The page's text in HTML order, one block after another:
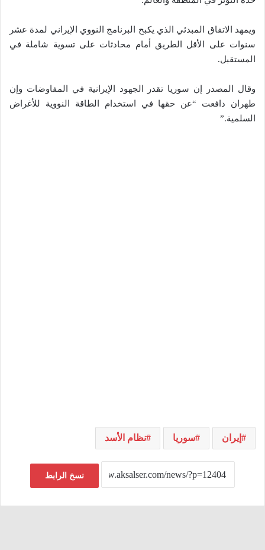
ويمهد الاتفاق المبدئي الذي يكبح البرنامج النووي الإيراني لمدة عشر
سنوات على الأقل الطريق أمام محادثات على تسوية شاملة في
المستقبل.
وقال المصدر إن سوريا تقدر الجهود الإيرانية في المفاوضات وإن
طهران دافعت “عن حقها في استخدام الطاقة النووية للأغراض
السلمية.”
إيران سوريا نظام الأسد
نسخ الرابط